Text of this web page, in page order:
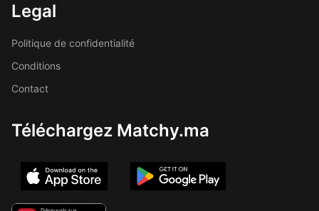
Legal
Politique de confidentialité
Conditions
Contact
Téléchargez Matchy.ma